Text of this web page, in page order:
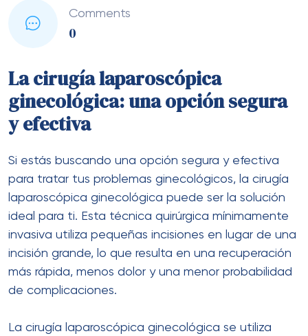
Comments
0
La cirugía laparoscópica
ginecológica: una opción segura
y efectiva
Si estás buscando una opción segura y efectiva
para tratar tus problemas ginecológicos, la cirugía
laparoscópica ginecológica puede ser la solución
ideal para ti. Esta técnica quirúrgica mínimamente
invasiva utiliza pequeñas incisiones en lugar de una
incisión grande, lo que resulta en una recuperación
más rápida, menos dolor y una menor probabilidad
de complicaciones.
La cirugía laparoscópica ginecológica se utiliza